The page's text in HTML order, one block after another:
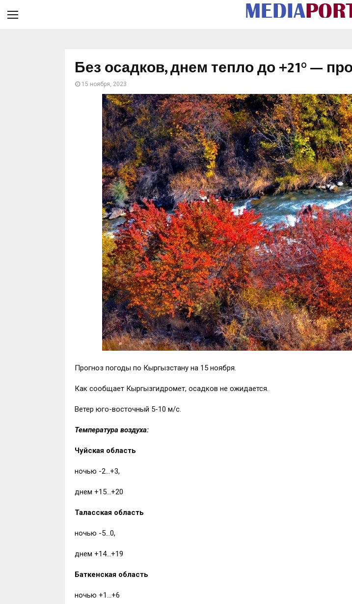
Без осадков, днем тепло до +21° —
15 ноября, 2023
Прогноз погоды по Кыргызстану на 15 ноября.
Как сообщает Кыргызгидромет, осадков не ожидается.
Ветер юго-восточный 5-10 м/с.
Температура воздуха:
Чуйская область
ночью -2…+3,
днем +15…+20
Таласская область
ночью -5…0,
днем +14…+19
Баткенская область
ночью +1…+6